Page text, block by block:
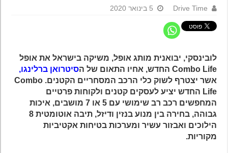
Drive Time 5 בינואר 2020
לובינסקי, יבואנית מותג אופל, משיקה בישראל את אופל
Combo Life החדש, אחיו התאום של ה
סיטרואן ברלינגו,
אשר יצטרף לשוק כלי הרכב המסחריים הקטנים. Combo
Life החדש יציע לעסקים קטנים ולקוחות פרטיים
המחפשים רכב רב שימושי עם 5 או 7 מושבים, איכות
גבוהה, בחירה בין מנוע בנזין ודיזל, תיבה אוטומטית 8
הילוכים ואבזור עשיר ומערכות בטיחות אקטיביות
מקוריות.